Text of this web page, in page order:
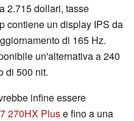
2.715 dollari, tasse
contiene un display IPS da
di 165 Hz.
un'alternativa a 240
di 500 nit.
infine essere
270HX Pluse fino a una